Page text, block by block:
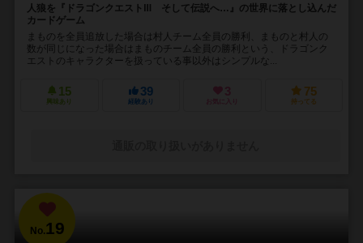
人狼を『ドラゴンクエストⅢ そして伝説へ…』の世界に落とし込んだ
カードゲーム
まものを全員追放した場合は村人チーム全員の勝利、まものと村人の
数が同じになった場合はまものチーム全員の勝利という、ドラゴンク
エストのキャラクターを扱っている事以外はシンプルな...
15
興味あり
39
経験あり
3
お気に入り
75
持ってる
No.19